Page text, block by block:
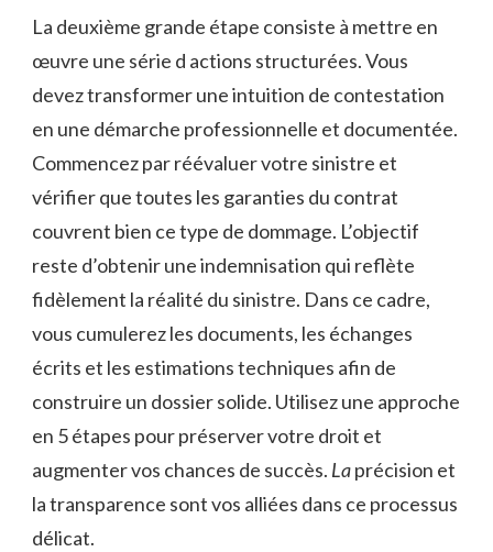
La deuxième grande étape consiste à mettre en
œuvre une série d actions structurées. Vous
devez transformer une intuition de contestation
en une démarche professionnelle et documentée.
Commencez par réévaluer votre sinistre et
vérifier que toutes les garanties du contrat
couvrent bien ce type de dommage. L’objectif
reste d’obtenir une indemnisation qui reflète
fidèlement la réalité du sinistre. Dans ce cadre,
vous cumulerez les documents, les échanges
écrits et les estimations techniques afin de
construire un dossier solide. Utilisez une approche
en 5 étapes pour préserver votre droit et
augmenter vos chances de succès. Laprécision et
la transparence sont vos alliées dans ce processus
délicat.